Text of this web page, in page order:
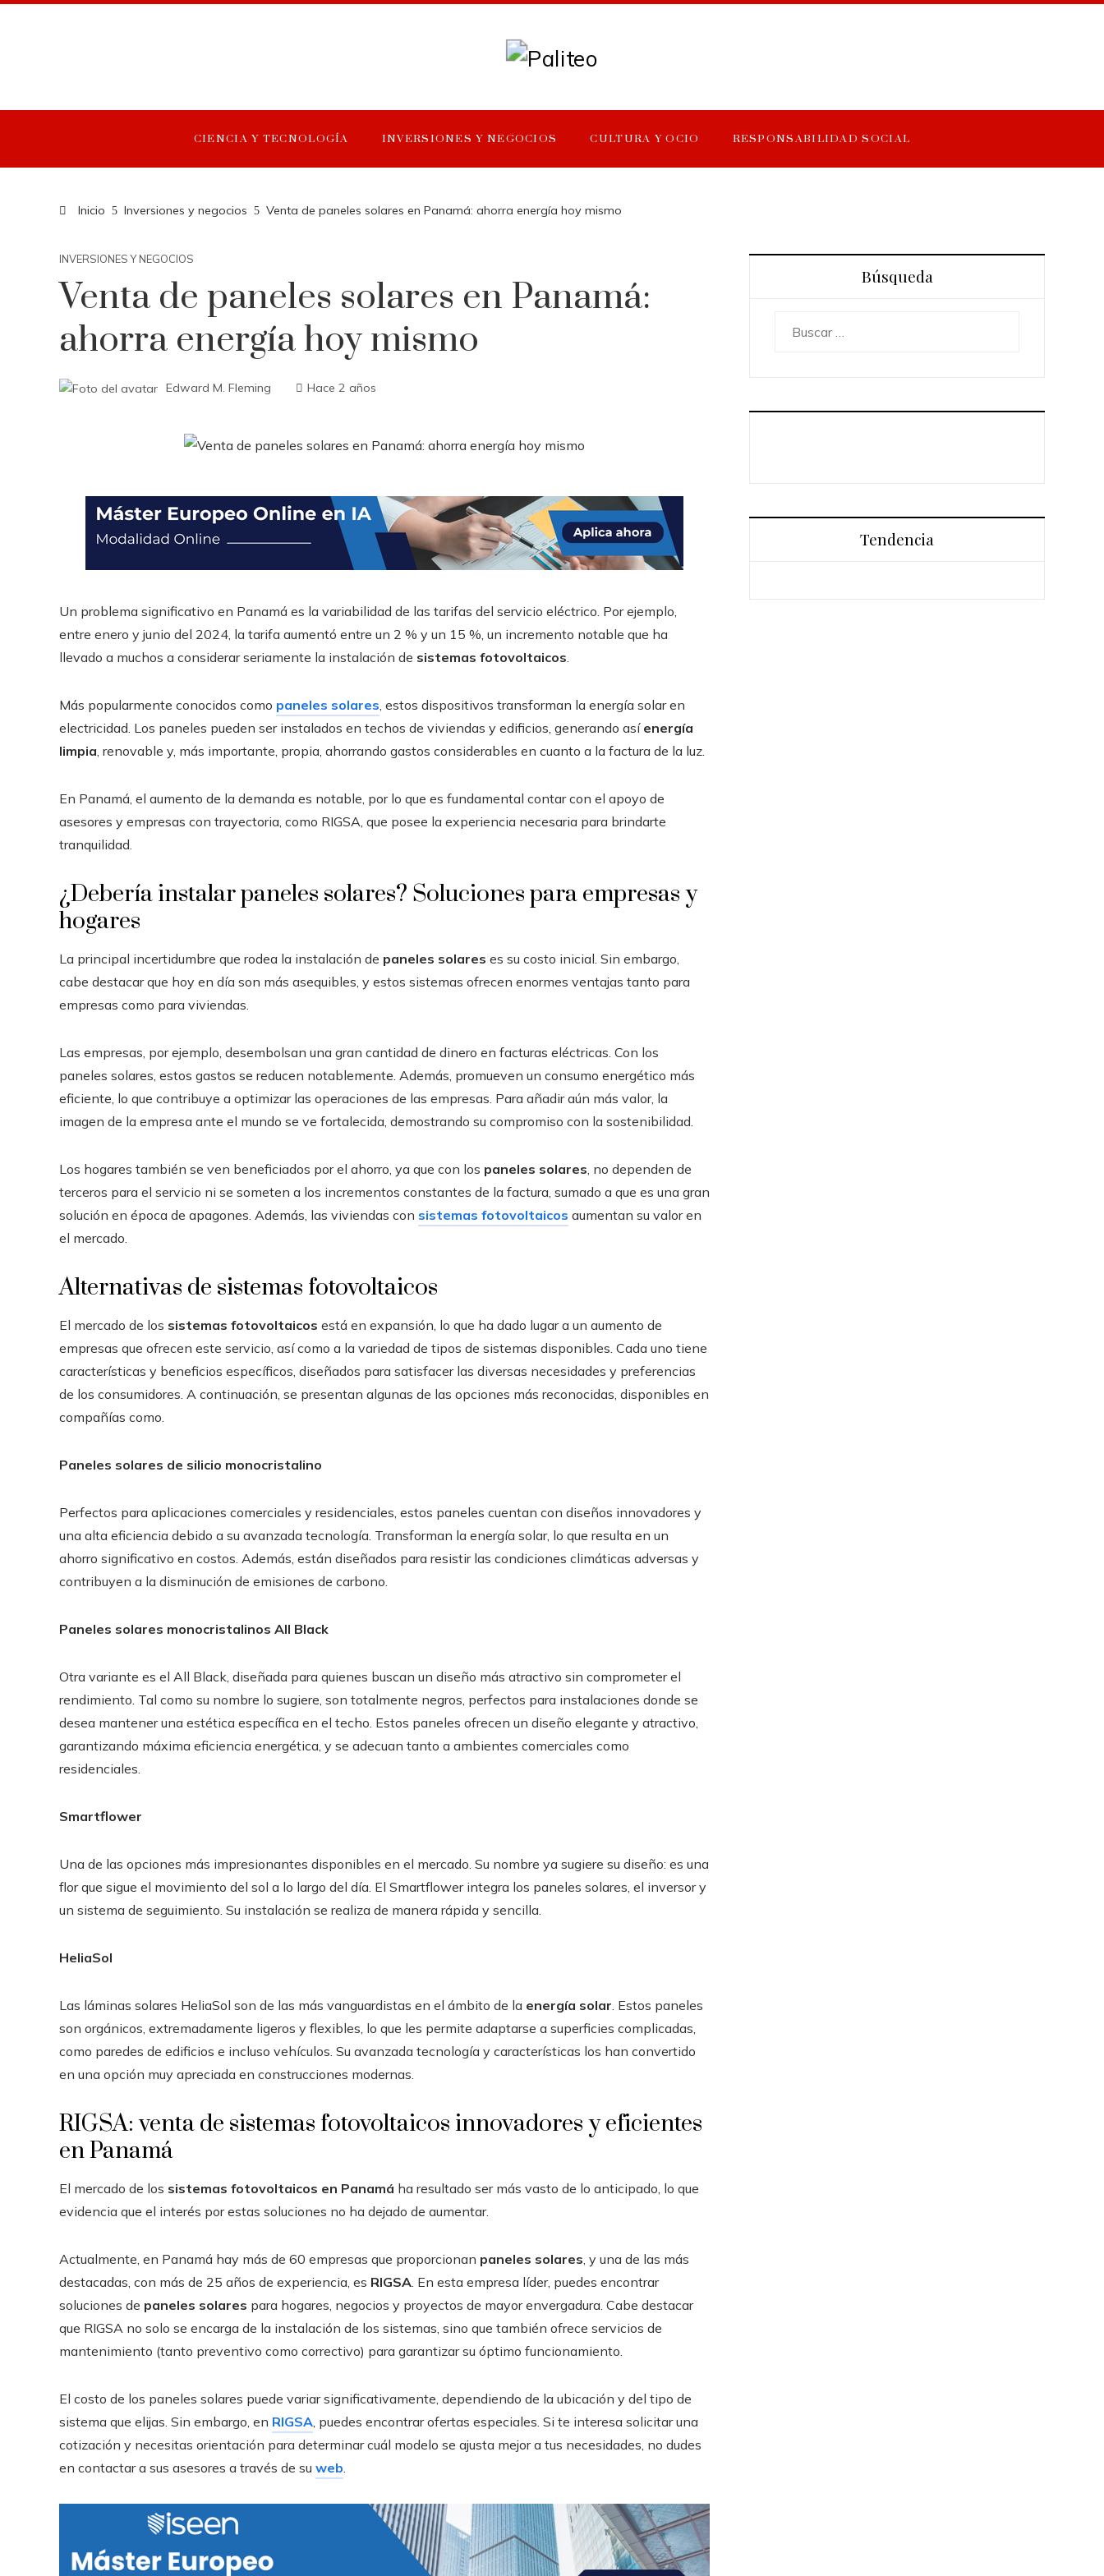
CIENCIA Y TECNOLOGÍA INVERSIONES Y NEGOCIOS CULTURA Y OCIO RESPONSABILIDAD SOCIAL
Inicio Inversiones y negocios Venta de paneles solares en Panamá: ahorra energía hoy mismo
INVERSIONES Y NEGOCIOS
Venta de paneles solares en Panamá:
ahorra energía hoy mismo
Edward M. Fleming Hace 2 años
Un problema significativo en Panamá es la variabilidad de las tarifas del servicio eléctrico. Por ejemplo,
entre enero y junio del 2024, la tarifa aumentó entre un 2 % y un 15 %, un incremento notable que ha
llevado a muchos a considerar seriamente la instalación de sistemas fotovoltaicos
Más popularmente conocidos como paneles solares , estos dispositivos transforman la energía solar en
electricidad. Los paneles pueden ser instalados en techos de viviendas y edificios, generando así energía
limpia , renovable y, más importante, propia, ahorrando gastos considerables en cuanto a la factura de la luz.
En Panamá, el aumento de la demanda es notable, por lo que es fundamental contar con el apoyo de
asesores y empresas con trayectoria, como RIGSA, que posee la experiencia necesaria para brindarte
tranquilidad.
¿Debería instalar paneles solares? Soluciones para empresas y
hogares
La principal incertidumbre que rodea la instalación de paneles solares es su costo inicial. Sin embargo,
cabe destacar que hoy en día son más asequibles, y estos sistemas ofrecen enormes ventajas tanto para
empresas como para viviendas.
Las empresas, por ejemplo, desembolsan una gran cantidad de dinero en facturas eléctricas. Con los
paneles solares, estos gastos se reducen notablemente. Además, promueven un consumo energético más
eficiente, lo que contribuye a optimizar las operaciones de las empresas. Para añadir aún más valor, la
imagen de la empresa ante el mundo se ve fortalecida, demostrando su compromiso con la sostenibilidad.
Los hogares también se ven beneficiados por el ahorro, ya que con los paneles solares , no dependen de
terceros para el servicio ni se someten a los incrementos constantes de la factura, sumado a que es una gran
solución en época de apagones. Además, las viviendas con sistemas fotovoltaicos aumentan su valor en
el mercado.
Alternativas de sistemas fotovoltaicos
El mercado de los sistemas fotovoltaicos está en expansión, lo que ha dado lugar a un aumento de
empresas que ofrecen este servicio, así como a la variedad de tipos de sistemas disponibles. Cada uno tiene
características y beneficios específicos, diseñados para satisfacer las diversas necesidades y preferencias
de los consumidores. A continuación, se presentan algunas de las opciones más reconocidas, disponibles en
compañías como.
Paneles solares de silicio monocristalino
Perfectos para aplicaciones comerciales y residenciales, estos paneles cuentan con diseños innovadores y
una alta eficiencia debido a su avanzada tecnología. Transforman la energía solar, lo que resulta en un
ahorro significativo en costos. Además, están diseñados para resistir las condiciones climáticas adversas y
contribuyen a la disminución de emisiones de carbono.
Paneles solares monocristalinos All Black
Otra variante es el All Black, diseñada para quienes buscan un diseño más atractivo sin comprometer el
rendimiento. Tal como su nombre lo sugiere, son totalmente negros, perfectos para instalaciones donde se
desea mantener una estética específica en el techo. Estos paneles ofrecen un diseño elegante y atractivo,
garantizando máxima eficiencia energética, y se adecuan tanto a ambientes comerciales como
residenciales.
Smartflower
Una de las opciones más impresionantes disponibles en el mercado. Su nombre ya sugiere su diseño: es una
flor que sigue el movimiento del sol a lo largo del día. El Smartflower integra los paneles solares, el inversor y
un sistema de seguimiento. Su instalación se realiza de manera rápida y sencilla.
HeliaSol
Las láminas solares HeliaSol son de las más vanguardistas en el ámbito de la energía solar . Estos paneles
son orgánicos, extremadamente ligeros y flexibles, lo que les permite adaptarse a superficies complicadas,
como paredes de edificios e incluso vehículos. Su avanzada tecnología y características los han convertido
en una opción muy apreciada en construcciones modernas.
RIGSA: venta de sistemas fotovoltaicos innovadores y eficientes
en Panamá
El mercado de los sistemas fotovoltaicos en Panamá ha resultado ser más vasto de lo anticipado, lo que
evidencia que el interés por estas soluciones no ha dejado de aumentar.
Actualmente, en Panamá hay más de 60 empresas que proporcionan paneles solares , y una de las más
destacadas, con más de 25 años de experiencia, es RIGSA . En esta empresa líder, puedes encontrar
soluciones de paneles solares para hogares, negocios y proyectos de mayor envergadura. Cabe destacar
que RIGSA no solo se encarga de la instalación de los sistemas, sino que también ofrece servicios de
mantenimiento (tanto preventivo como correctivo) para garantizar su óptimo funcionamiento.
El costo de los paneles solares puede variar significativamente, dependiendo de la ubicación y del tipo de
sistema que elijas. Sin embargo, en RIGSA , puedes encontrar ofertas especiales. Si te interesa solicitar una
cotización y necesitas orientación para determinar cuál modelo se ajusta mejor a tus necesidades, no dudes
en contactar a sus asesores a través de su web
Búsqueda
Tendencia